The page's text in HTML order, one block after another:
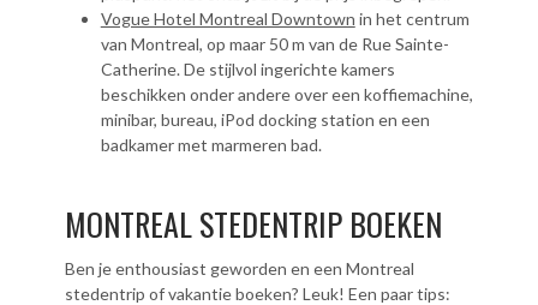
Vogue Hotel Montreal Downtown in het centrum
van Montreal, op maar 50 m van de Rue Sainte-
Catherine. De stijlvol ingerichte kamers
beschikken onder andere over een koffiemachine,
minibar, bureau, iPod docking station en een
badkamer met marmeren bad.
MONTREAL STEDENTRIP BOEKEN
Ben je enthousiast geworden en een Montreal
stedentrip of vakantie boeken? Leuk! Een paar tips: